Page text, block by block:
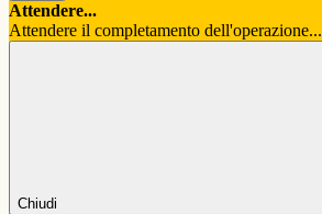
Attendere...
Attendere il completamento dell'operazione...
Chiudi